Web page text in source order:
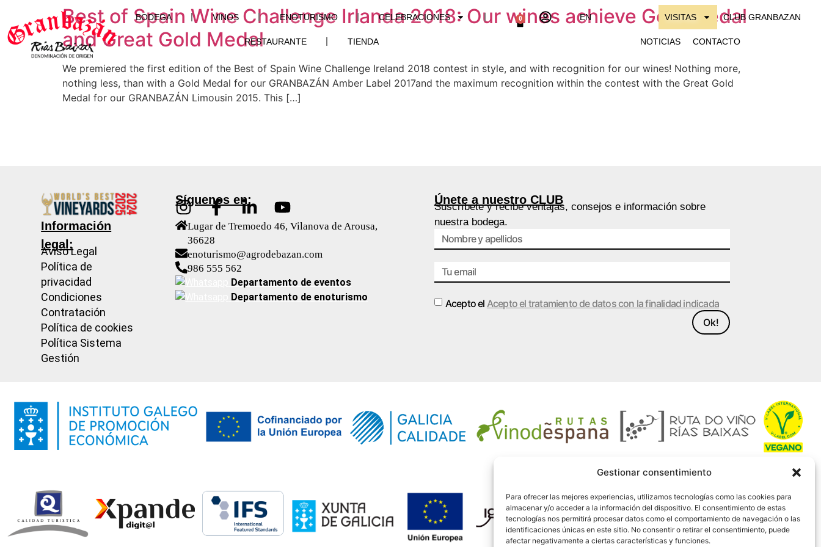
Gestionar consentimiento
Para ofrecer las mejores experiencias, utilizamos tecnologías como las cookies para
almacenar y/o acceder a la información del dispositivo. El consentimiento de estas
tecnologías nos permitirá procesar datos como el comportamiento de navegación o las
identificaciones únicas en este sitio. No consentir o retirar el consentimiento, puede
afectar negativamente a ciertas características y funciones.
BODEGA VINOS ENOTURISMO CELEBRACIONES
RESTAURANTE TIENDA
0 EN VISITAS CLUB GRANBAZAN
NOTICIAS CONTACTO
Best of Spain Wine Challenge Irlanda 2018: Our wines achieve Gold Medal
and Great Gold Medal
We premiered the first edition of the Best of Spain Wine Challenge Ireland 2018 contest in style, and with recognition for our wines! Nothing more,
nothing less, than with a Gold Medal for our GRANBAZÁN Amber Label 2017and the maximum recognition within the contest with the Great Gold
Medal for our GRANBAZÁN Limousin 2015. This […]
Información
legal:
Aviso Legal
Política de
privacidad
Condiciones
Contratación
Política de cookies
Política Sistema
Gestión
Lugar de Tremoedo 46, Vilanova de Arousa,
36628
enoturismo@agrodebazan.com
Síguenos en:
986 555 562
Departamento de eventos
Departamento de enoturismo
Únete a nuestro CLUB
Suscríbete y recibe ventajas, consejos e información sobre
nuestra bodega.
Acepto el Acepto el tratamiento de datos con la finalidad indicada
Ok!